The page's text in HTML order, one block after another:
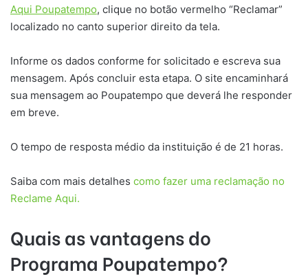
Aqui Poupatempo, clique no botão vermelho “Reclamar”
localizado no canto superior direito da tela.
Informe os dados conforme for solicitado e escreva sua
mensagem. Após concluir esta etapa. O site encaminhará
sua mensagem ao Poupatempo que deverá lhe responder
em breve.
O tempo de resposta médio da instituição é de 21 horas.
Saiba com mais detalhes como fazer uma reclamação no
Reclame Aqui.
Quais as vantagens do
Programa Poupatempo?